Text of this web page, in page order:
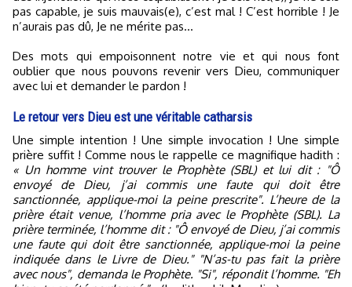
pas capable, je suis mauvais(e), c’est mal ! C’est horrible ! Je
n’aurais pas dû, Je ne mérite pas…
Des mots qui empoisonnent notre vie et qui nous font
oublier que nous pouvons revenir vers Dieu, communiquer
avec lui et demander le pardon !
Le retour vers Dieu est une véritable catharsis
Une simple intention ! Une simple invocation ! Une simple
prière suffit ! Comme nous le rappelle ce magnifique hadith :
« Un homme vint trouver le Prophète (SBL) et lui dit : "Ô
envoyé de Dieu, j’ai commis une faute qui doit être
sanctionnée, applique-moi la peine prescrite". L’heure de la
prière était venue, l’homme pria avec le Prophète (SBL). La
prière terminée, l’homme dit : "Ô envoyé de Dieu, j’ai commis
une faute qui doit être sanctionnée, applique-moi la peine
indiquée dans le Livre de Dieu." "N’as-tu pas fait la prière
avec nous", demanda le Prophète. "Si", répondit l’homme. "Eh